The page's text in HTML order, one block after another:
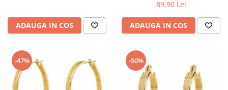
ADAUGA IN COS
89,90 Lei
ADAUGA IN COS
-47% -50%